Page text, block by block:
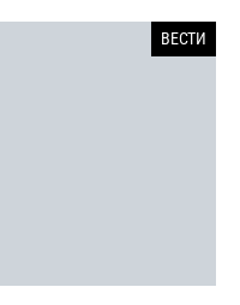
ВЕСТИ